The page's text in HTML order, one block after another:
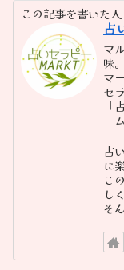
この記事を書いた人
占
マ
味。
マ
セ
ー
占
に
こ
し
そ